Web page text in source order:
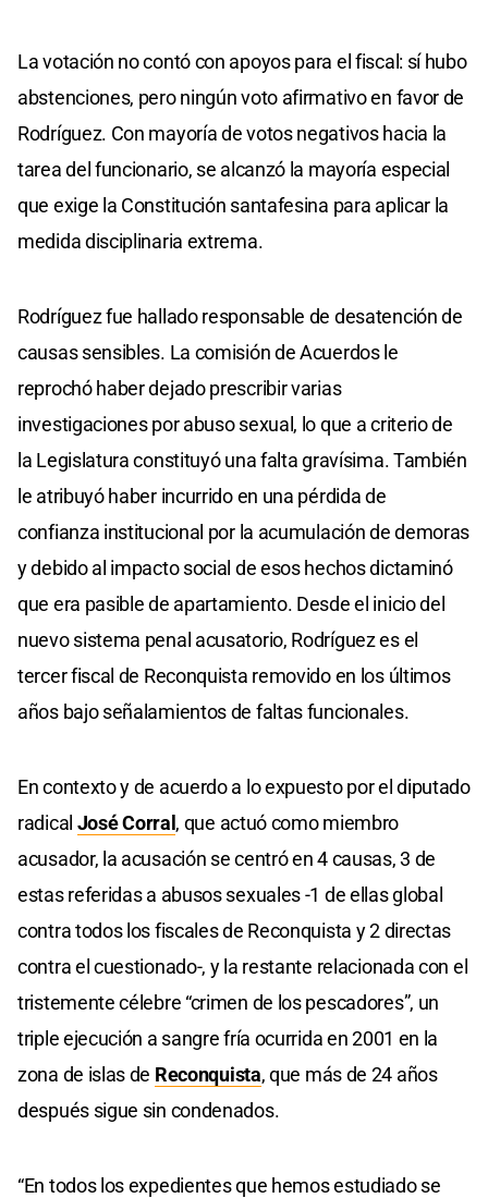
La votación no contó con apoyos para el fiscal: sí hubo
abstenciones, pero ningún voto afirmativo en favor de
Rodríguez. Con mayoría de votos negativos hacia la
tarea del funcionario, se alcanzó la mayoría especial
que exige la Constitución santafesina para aplicar la
medida disciplinaria extrema.
Rodríguez fue hallado responsable de desatención de
causas sensibles. La comisión de Acuerdos le
reprochó haber dejado prescribir varias
investigaciones por abuso sexual, lo que a criterio de
la Legislatura constituyó una falta gravísima. También
le atribuyó haber incurrido en una pérdida de
confianza institucional por la acumulación de demoras
y debido al impacto social de esos hechos dictaminó
que era pasible de apartamiento. Desde el inicio del
nuevo sistema penal acusatorio, Rodríguez es el
tercer fiscal de Reconquista removido en los últimos
años bajo señalamientos de faltas funcionales.
En contexto y de acuerdo a lo expuesto por el diputado
radical José Corral , que actuó como miembro
acusador, la acusación se centró en 4 causas, 3 de
estas referidas a abusos sexuales -1 de ellas global
contra todos los fiscales de Reconquista y 2 directas
contra el cuestionado-, y la restante relacionada con el
tristemente célebre “crimen de los pescadores”, un
triple ejecución a sangre fría ocurrida en 2001 en la
zona de islas de Reconquista, que más de 24 años
después sigue sin condenados.
“En todos los expedientes que hemos estudiado se